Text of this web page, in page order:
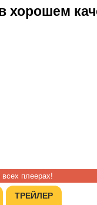
хорошем
всех плеерах!
ТРЕЙЛЕР